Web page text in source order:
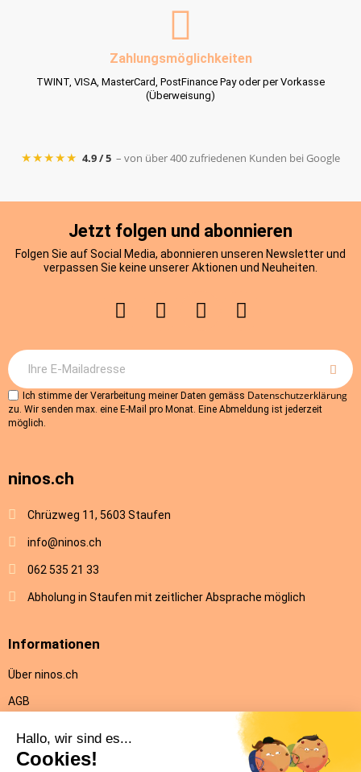
Zahlungsmöglichkeiten
TWINT, VISA, MasterCard, PostFinance Pay oder per Vorkasse
(Überweisung)
★★★★★ 4.9 / 5 – von über 400 zufriedenen Kunden bei Google
Jetzt folgen und abonnieren
Folgen Sie auf Social Media, abonnieren unseren Newsletter und
verpassen Sie keine unserer Aktionen und Neuheiten.
Ich stimme der Verarbeitung meiner Daten gemäss Datenschutzerklärung
zu. Wir senden max. eine E-Mail pro Monat. Eine Abmeldung ist jederzeit
möglich.
ninos.ch
Chrüzweg 11, 5603 Staufen
info@ninos.ch
062 535 21 33
Abholung in Staufen mit zeitlicher Absprache möglich
Informationen
Über ninos.ch
AGB
Rückgabe